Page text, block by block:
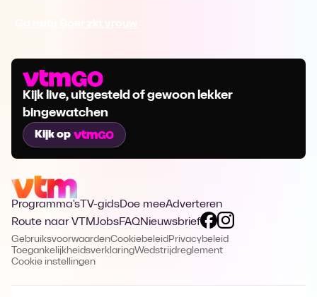
Kijk live, uitgesteld of gewoon lekker
bingewatchen
Kijk op
Programma's TV-gidsDoe meeAdverteren
Route naar VTMJobsFAQNieuwsbrief
GebruiksvoorwaardenCookiebeleid Privacybeleid
ToegankelijkheidsverklaringWedstrijdreglement
Cookie instellingen